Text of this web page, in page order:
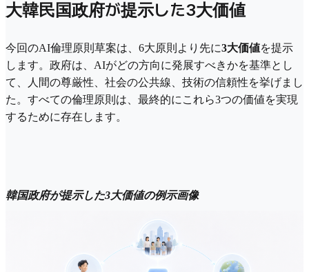
大韓民国政府が提示した3大価値
今回のAI倫理原則草案は、6大原則より先に3大価値を提示
します。政府は、AIがどの方向に発展すべきかを基準とし
て、人間の尊厳性、社会の公共線、技術の信頼性を挙げまし
た。すべての倫理原則は、最終的にこれら3つの価値を実現
するために存在します。
韓国政府が提示した3大価値の例示画像